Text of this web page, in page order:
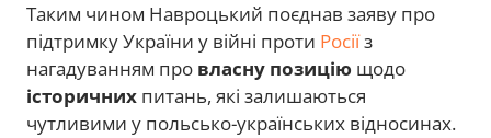
Таким чином Навроцький поєднав заяву про
підтримку України у війні проти Росіїз
нагадуванням про власну позицію щодо
історичних питань, які залишаються
чутливими у польсько-українських відносинах.